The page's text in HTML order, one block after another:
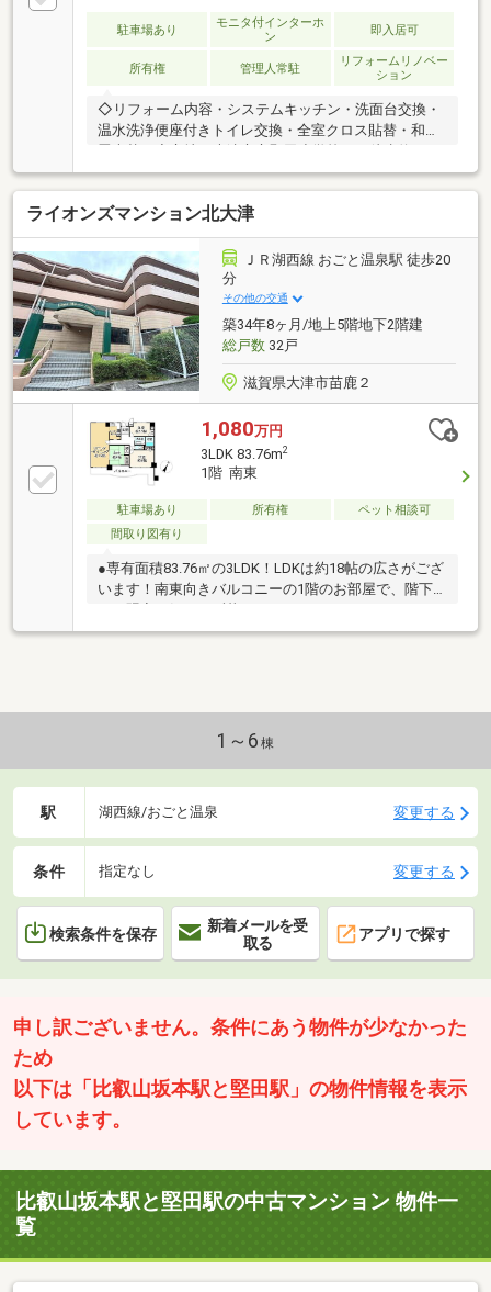
駐車場あり
モニタ付インターホ
ン
即入居可
所有権 管理人常駐
リフォームリノベー
ション
◇リフォーム内容・システムキッチン・洗面台交換・
温水洗浄便座付きトイレ交換・全室クロス貼替・和室
分・大津市立堅田中学校まで徒歩約8分◆◇弊社が選
ばれる理由◆◇1．お金の扱い方のプロ、ファイナン
シャルプランナーが資金計画をサポート！2．買い替
えなどにも対応できる売却専門チームあり！3．たく
さんの銀行と繋がりがあるため、最も低金利になるよ
うに審査が可能！4．物件のお引渡し後に必要になっ
たお家のリフォームも弊社のリフォームプランナーが
ご提案！お気軽にお問合せください！
ライオンズマンション北大津
ＪＲ湖西線 おごと温泉駅 徒歩20
分
その他の交通
築34年8ヶ月/地上5階地下2階建
総戸数32戸
滋賀県大津市苗鹿２
1,080万円
3LDK 83.76m2
1階 南東
駐車場あり 所有権
ペット相談可
間取り図有り
●専有面積83.76㎡の3LDK！LDKは約18帖の広さがござ
います！南東向きバルコニーの1階のお部屋で、階下
への騒音を気にせず暮らせることや、エレベーター不
要で外出がラクになりますね。●リビングダイニング
ゃん・猫ちゃんと一緒にお住まいになりたい方おスス
1～6 棟
駅 湖西線/おごと温泉 変更する
条件 指定なし 変更する
検索条件を保存
新着メールを受
取る
アプリで探す
申し訳ございません。条件にあう物件が少なかった
ため
以下は「比叡山坂本駅と堅田駅」の物件情報を表示
しています。
比叡山坂本駅と堅田駅の中古マンション 物件一
覧